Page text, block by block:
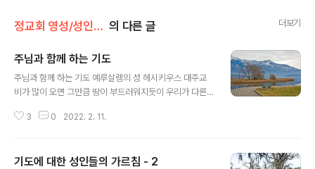
정교회 영성/성인의 가르침 의 다른 글 더보기
주님과 함께 하는 기도
주님과 함께 하는 기도 예루살렘의 성 헤시키우스 대주교
비가 많이 오면 그만큼 땅이 부드러워지듯이 우리가 다른
의 마음 밭이 부드러워지며 기쁨과 즐거움이 가득해집니
니다. 그리하여 몸과 마음이 정리되면 다시 정신을 집중하
3 0 2022. 2. 11.
기도에 대한 성인들의 가르침 - 2